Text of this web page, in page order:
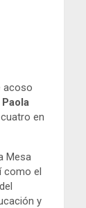
acoso
en
Mesa
como el
y